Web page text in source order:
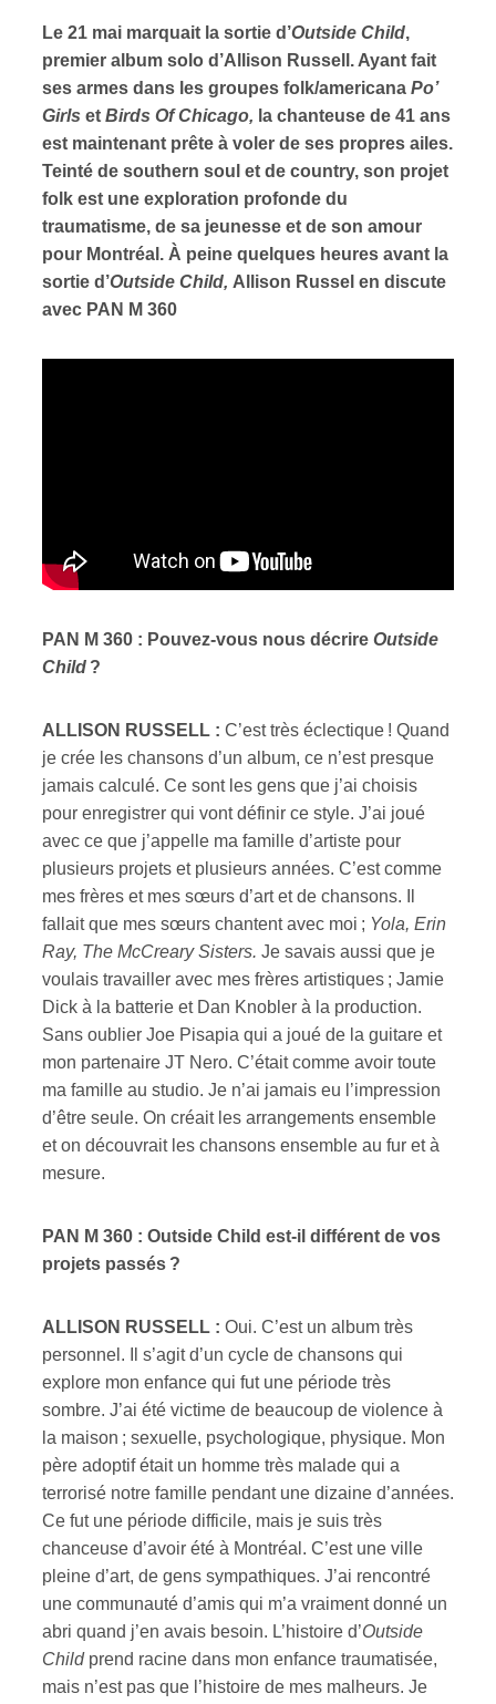
Le 21 mai marquait la sortie d’Outside Child,
premier album solo d’Allison Russell. Ayant fait
ses armes dans les groupes folk/americana Po’
Girls et Birds Of Chicago, la chanteuse de 41 ans
est maintenant prête à voler de ses propres ailes.
Teinté de southern soul et de country, son projet
folk est une exploration profonde du
traumatisme, de sa jeunesse et de son amour
pour Montréal. À peine quelques heures avant la
sortie d’Outside Child, Allison Russel en discute
avec PAN M 360
PAN M 360 : Pouvez-vous nous décrire Outside
Child ?
ALLISON RUSSELL : C’est très éclectique ! Quand
je crée les chansons d’un album, ce n’est presque
jamais calculé. Ce sont les gens que j’ai choisis
pour enregistrer qui vont définir ce style. J’ai joué
avec ce que j’appelle ma famille d’artiste pour
plusieurs projets et plusieurs années. C’est comme
mes frères et mes sœurs d’art et de chansons. Il
fallait que mes sœurs chantent avec moi ; Yola, Erin
Ray, The McCreary Sisters. Je savais aussi que je
voulais travailler avec mes frères artistiques ; Jamie
Dick à la batterie et Dan Knobler à la production.
Sans oublier Joe Pisapia qui a joué de la guitare et
mon partenaire JT Nero. C’était comme avoir toute
ma famille au studio. Je n’ai jamais eu l’impression
d’être seule. On créait les arrangements ensemble
et on découvrait les chansons ensemble au fur et à
mesure.
PAN M 360 : Outside Child est-il différent de vos
projets passés ?
ALLISON RUSSELL : Oui. C’est un album très
personnel. Il s’agit d’un cycle de chansons qui
explore mon enfance qui fut une période très
sombre. J’ai été victime de beaucoup de violence à
la maison ; sexuelle, psychologique, physique. Mon
père adoptif était un homme très malade qui a
terrorisé notre famille pendant une dizaine d’années.
Ce fut une période difficile, mais je suis très
chanceuse d’avoir été à Montréal. C’est une ville
pleine d’art, de gens sympathiques. J’ai rencontré
une communauté d’amis qui m’a vraiment donné un
abri quand j’en avais besoin. L’histoire d’Outside
Child prend racine dans mon enfance traumatisée,
mais n’est pas que l’histoire de mes malheurs. Je